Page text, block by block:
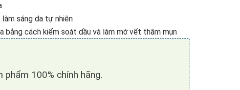
sáng da tự nhiên
bằng cách kiểm soát dầu và làm mờ vết thâm mụn
phẩm 100% chính hãng.